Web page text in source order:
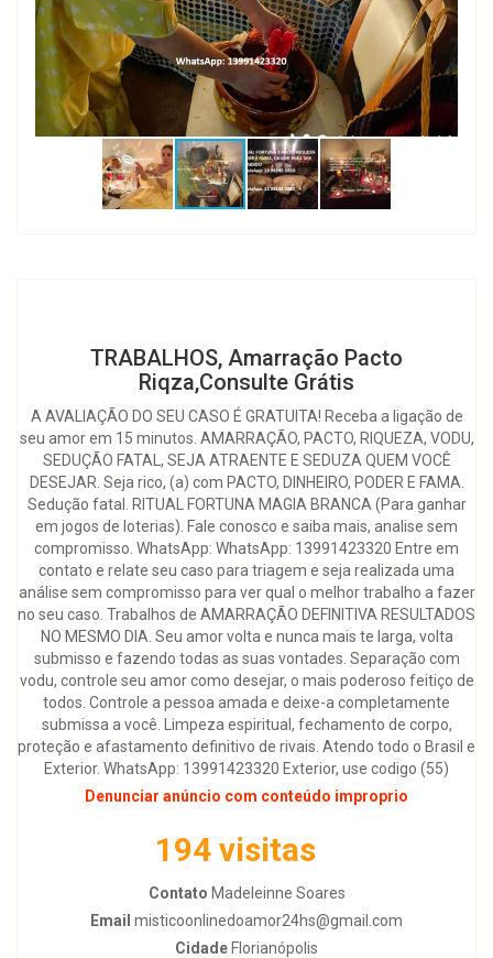
TRABALHOS, Amarração Pacto
Riqza,Consulte Grátis
A AVALIAÇÃO DO SEU CASO É GRATUITA! Receba a ligação de
seu amor em 15 minutos. AMARRAÇÃO, PACTO, RIQUEZA, VODU,
SEDUÇÃO FATAL, SEJA ATRAENTE E SEDUZA QUEM VOCÊ
DESEJAR. Seja rico, (a) com PACTO, DINHEIRO, PODER E FAMA.
Sedução fatal. RITUAL FORTUNA MAGIA BRANCA (Para ganhar
em jogos de loterias). Fale conosco e saiba mais, analise sem
compromisso. WhatsApp: WhatsApp: 13991423320 Entre em
contato e relate seu caso para triagem e seja realizada uma
análise sem compromisso para ver qual o melhor trabalho a fazer
no seu caso. Trabalhos de AMARRAÇÃO DEFINITIVA RESULTADOS
NO MESMO DIA. Seu amor volta e nunca mais te larga, volta
submisso e fazendo todas as suas vontades. Separação com
vodu, controle seu amor como desejar, o mais poderoso feitiço de
todos. Controle a pessoa amada e deixe-a completamente
submissa a você. Limpeza espiritual, fechamento de corpo,
proteção e afastamento definitivo de rivais. Atendo todo o Brasil e
Exterior. WhatsApp: 13991423320 Exterior, use codigo (55)
Denunciar anúncio com conteúdo improprio
194 visitas
Contato Madeleinne Soares
Email misticoonlinedoamor24hs@gmail.com
Cidade Florianópolis